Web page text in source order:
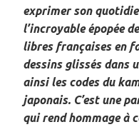
exprimer son
l’incroyable épopée
libres françaises en
dessins glissés dans
ainsi les codes du
japonais. C’est une
qui rend hommage à